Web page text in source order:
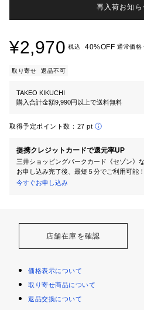
再入荷お知ら
¥2,970 税込 40%OFF 通常価格
取り寄せ 返品不可
TAKEO KIKUCHI
購入合計金額9,990円以上で送料無料
取得予定ポイント数： 27 pt
提携クレジットカードで還元率UP
三井ショッピングパークカード《セゾン》
お申し込み完了後、最短５分でご利用可能！
今すぐお申し込み
店舗在庫を確認
価格表示について
取り寄せ商品について
返品交換について